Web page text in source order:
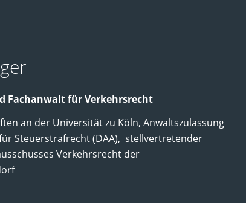
Fachanwalt für Verkehrsrecht
an der Universität zu Köln, Anwaltszulassung
Steuerstrafrecht (DAA), stellvertretender
Verkehrsrecht der